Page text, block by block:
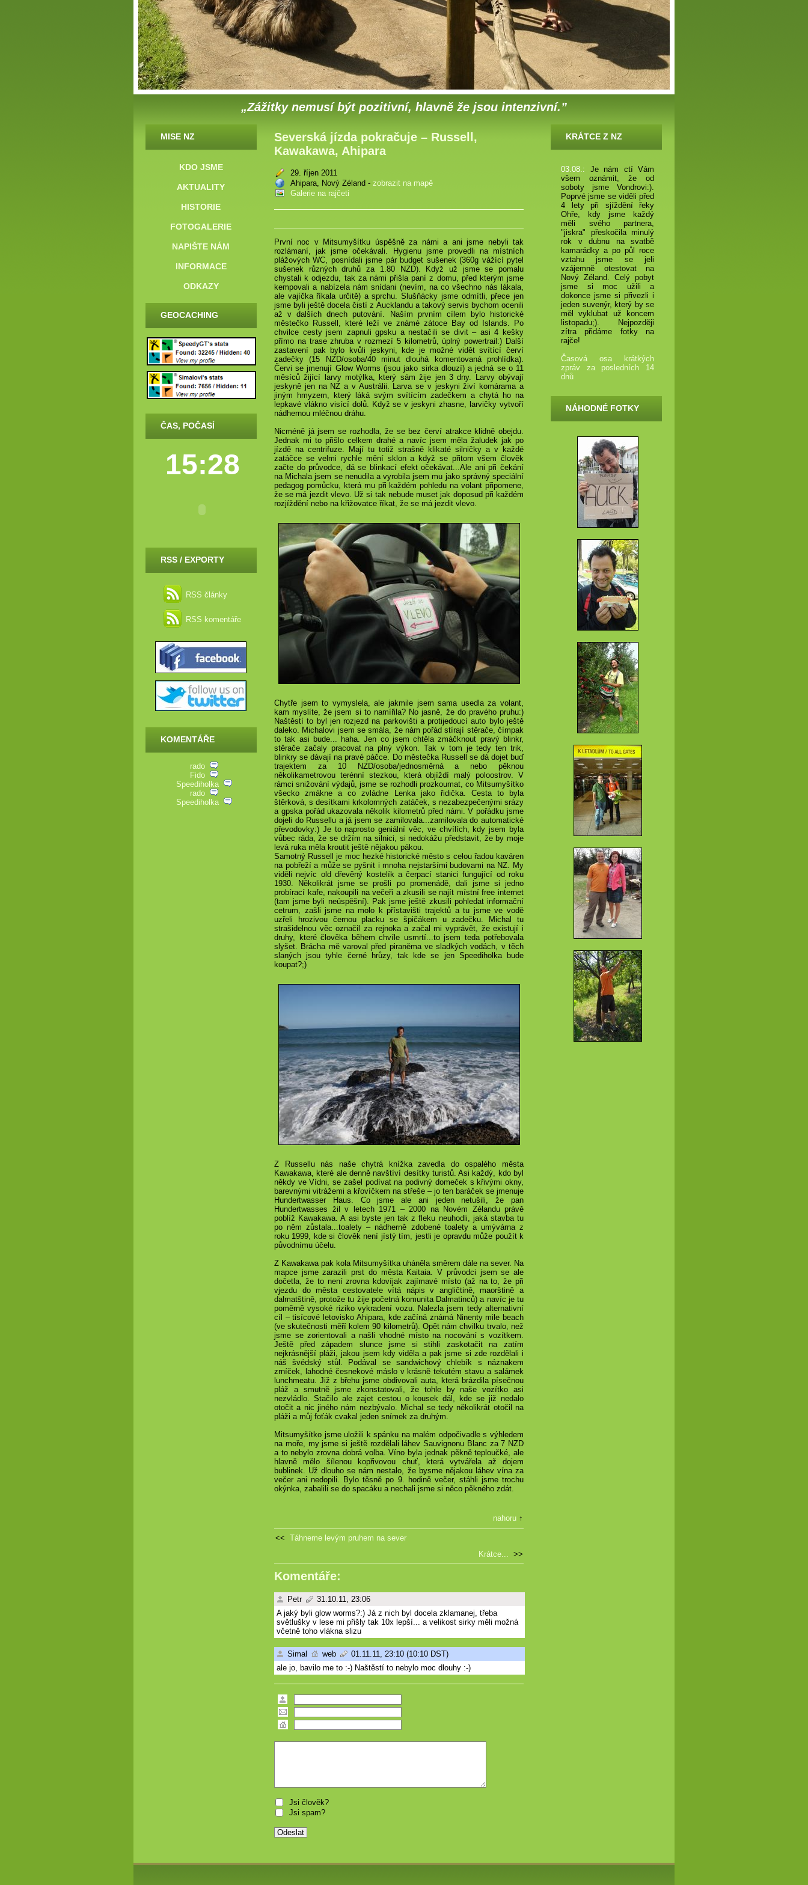
„Zážitky nemusí být pozitivní, hlavně že jsou intenzivní.”
MISE NZ
KDO JSME
AKTUALITY
HISTORIE
FOTOGALERIE
NAPIŠTE NÁM
INFORMACE
ODKAZY
GEOCACHING
ČAS, POČASÍ
15:28
RSS / EXPORTY
RSS články
RSS komentáře
KOMENTÁŘE
rado
Fido
Speediholka
rado
Speediholka
Severská jízda pokračuje – Russell,
Kawakawa, Ahipara
29. říjen 2011
Ahipara, Nový Zéland - zobrazit na mapě
Galerie na rajčeti
První noc v Mitsumyšítku úspěšně za námi a ani jsme nebyli tak
rozlámaní, jak jsme očekávali. Hygienu jsme provedli na místních
plážových WC, posnídali jsme pár budget sušenek (360g vážící pytel
sušenek různých druhů za 1.80 NZD). Když už jsme se pomalu
chystali k odjezdu, tak za námi přišla paní z domu, před kterým jsme
kempovali a nabízela nám snídani (nevím, na co všechno nás lákala,
ale vajíčka říkala určitě) a sprchu. Slušňácky jsme odmítli, přece jen
jsme byli ještě docela čistí z Aucklandu a takový servis bychom ocenili
až v dalších dnech putování. Naším prvním cílem bylo historické
městečko Russell, které leží ve známé zátoce Bay od Islands. Po
chvilce cesty jsem zapnuli gpsku a nestačili se divit – asi 4 kešky
přímo na trase zhruba v rozmezí 5 kilometrů, úplný powertrail:) Další
zastavení pak bylo kvůli jeskyni, kde je možné vidět svítící červí
zadečky (15 NZD/osoba/40 minut dlouhá komentovaná prohlídka).
Červi se jmenují Glow Worms (jsou jako sirka dlouzí) a jedná se o 11
měsíců žijící larvy motýlka, který sám žije jen 3 dny. Larvy obývají
jeskyně jen na NZ a v Austrálii. Larva se v jeskyni živí komárama a
jiným hmyzem, který láká svým svítícím zadečkem a chytá ho na
lepkavé vlákno visící dolů. Když se v jeskyni zhasne, larvičky vytvoří
nádhernou mléčnou dráhu.
Nicméně já jsem se rozhodla, že se bez červí atrakce klidně obejdu.
Jednak mi to přišlo celkem drahé a navíc jsem měla žaludek jak po
jízdě na centrifuze. Mají tu totiž strašně klikaté silničky a v každé
zatáčce se velmi rychle mění sklon a když se přitom všem člověk
začte do průvodce, dá se blinkací efekt očekávat...Ale ani při čekání
na Michala jsem se nenudila a vyrobila jsem mu jako správný speciální
pedagog pomůcku, která mu při každém pohledu na volant připomene,
že se má jezdit vlevo. Už si tak nebude muset jak doposud při každém
rozjíždění nebo na křižovatce říkat, že se má jezdit vlevo.
Chytře jsem to vymyslela, ale jakmile jsem sama usedla za volant,
kam myslíte, že jsem si to namířila? No jasně, že do pravého pruhu:)
Naštěstí to byl jen rozjezd na parkovišti a protijedoucí auto bylo ještě
daleko. Michalovi jsem se smála, že nám pořád stírají stěrače, čímpak
to tak asi bude... haha. Jen co jsem chtěla zmáčknout pravý blinkr,
stěrače začaly pracovat na plný výkon. Tak v tom je tedy ten trik,
blinkry se dávají na pravé páčce. Do městečka Russell se dá dojet buď
trajektem za 10 NZD/osoba/jednosměrná a nebo pěknou
několikametrovou terénní stezkou, která objíždí malý poloostrov. V
rámci snižování výdajů, jsme se rozhodli prozkoumat, co Mitsumyšítko
všecko zmákne a co zvládne Lenka jako řidička. Cesta to byla
štěrková, s desítkami krkolomných zatáček, s nezabezpečenými srázy
a gpska pořád ukazovala několik kilometrů před námi. V pořádku jsme
dojeli do Russellu a já jsem se zamilovala...zamilovala do automatické
převodovky:) Je to naprosto geniální věc, ve chvílích, kdy jsem byla
vůbec ráda, že se držím na silnici, si nedokážu představit, že by moje
levá ruka měla kroutit ještě nějakou pákou.
Samotný Russell je moc hezké historické město s celou řadou kaváren
na pobřeží a může se pyšnit i mnoha nejstaršími budovami na NZ. My
viděli nejvíc old dřevěný kostelík a čerpací stanici fungující od roku
1930. Několikrát jsme se prošli po promenádě, dali jsme si jedno
probírací kafe, nakoupili na večeři a zkusili se najít místní free internet
(tam jsme byli neúspěšní). Pak jsme ještě zkusili pohledat informační
cetrum, zašli jsme na molo k přístavišti trajektů a tu jsme ve vodě
uzřeli hrozivou černou placku se špičákem u zadečku. Michal tu
strašidelnou věc označil za rejnoka a začal mi vyprávět, že existují i
druhy, které člověka během chvíle usmrtí...to jsem teda potřebovala
slyšet. Brácha mě varoval před piraněma ve sladkých vodách, v těch
slaných jsou tyhle černé hrůzy, tak kde se jen Speediholka bude
koupat?;)
Z Russellu nás naše chytrá knížka zavedla do ospalého města
Kawakawa, které ale denně navštíví desítky turistů. Asi každý, kdo byl
někdy ve Vídni, se zašel podívat na podivný domeček s křivými okny,
barevnými vitrážemi a křovíčkem na střeše – jo ten baráček se jmenuje
Hundertwasser Haus. Co jsme ale ani jeden netušili, že pan
Hundertwasses žil v letech 1971 – 2000 na Novém Zélandu právě
poblíž Kawakawa. A asi byste jen tak z fleku neuhodli, jaká stavba tu
po něm zůstala...toalety – nádherně zdobené toalety a umývárna z
roku 1999, kde si člověk není jístý tím, jestli je opravdu může použít k
původnímu účelu.
Z Kawakawa pak kola Mitsumyšítka uháněla směrem dále na sever. Na
mapce jsme zarazili prst do města Kaitaia. V průvodci jsem se ale
dočetla, že to není zrovna kdovíjak zajímavé místo (až na to, že při
vjezdu do města cestovatele vítá nápis v angličtině, maorštině a
dalmatštině, protože tu žije početná komunita Dalmatinců) a navíc je tu
poměrně vysoké riziko vykradení vozu. Nalezla jsem tedy alternativní
cíl – tisícové letovisko Ahipara, kde začíná známá Ninenty mile beach
(ve skutečnosti měří kolem 90 kilometrů). Opět nám chvilku trvalo, než
jsme se zorientovali a našli vhodné místo na nocování s vozítkem.
Ještě před západem slunce jsme si stihli zaskotačit na zatím
nejkrásnější pláži, jakou jsem kdy viděla a pak jsme si zde rozdělali i
náš švédský stůl. Podával se sandwichový chlebík s náznakem
zrníček, lahodné česnekové máslo v krásně tekutém stavu a salámek
lunchmeatu. Již z břehu jsme obdivovali auta, která brázdila písečnou
pláž a smutně jsme zkonstatovali, že tohle by naše vozítko asi
nezvládlo. Stačilo ale zajet cestou o kousek dál, kde se již nedalo
otočit a nic jiného nám nezbývalo. Michal se tedy několikrát otočil na
pláži a můj foťák cvakal jeden snímek za druhým.
Mitsumyšítko jsme uložili k spánku na malém odpočivadle s výhledem
na moře, my jsme si ještě rozdělali láhev Sauvignonu Blanc za7 NZD
a to nebylo zrovna dobrá volba. Víno byla jednak pěkně teploučké, ale
hlavně mělo šílenou kopřivovou chuť, která vytvářela až dojem
bublinek. Už dlouho se nám nestalo, že bysme nějakou láhev vína za
večer ani nedopili. Bylo těsně po 9. hodině večer, stáhli jsme trochu
okýnka, zabalili se do spacáku a nechali jsme si něco pěkného zdát.
nahoru ↑
<< Táhneme levým pruhem na sever
Krátce... >>
Komentáře:
Petr
31.10.11, 23:06
A jaký byli glow worms?:) Já z nich byl docela zklamanej, třeba
světlušky v lese mi přišly tak 10x lepší... a velikost sirky měli možná
včetně toho vlákna slizu
Simal web
01.11.11, 23:10 (10:10 DST)
ale jo, bavilo me to :-) Naštěstí to nebylo moc dlouhy :-)
Jsi člověk?
Jsi spam?
KRÁTCE Z NZ
03.08.: Je nám ctí Vám
všem oznámit, že od
soboty jsme Vondrovi:).
Poprvé jsme se viděli před
4 lety při sjíždění řeky
Ohře, kdy jsme každý
měli svého partnera,
"jiskra" přeskočila minulý
rok v dubnu na svatbě
kamarádky a po půl roce
vztahu jsme se jeli
vzájemně otestovat na
Nový Zéland. Celý pobyt
jsme si moc užili a
dokonce jsme si přivezli i
jeden suvenýr, který by se
měl vyklubat už koncem
listopadu;). Nejpozději
zítra přidáme fotky na
rajče!
Časová osa krátkých
zpráv za posledních 14
dnů
NÁHODNÉ FOTKY